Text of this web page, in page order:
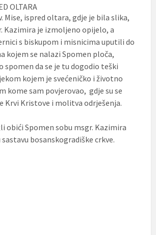
OLTARA
Mise, ispred oltara, gdje je bila slika,
Kazimira je izmoljeno opijelo, a
s biskupom i misnicima uputili do
kojem se nalazi Spomen ploča,
spomen da se je tu dogodio teški
kojem je svećeničko i životno
kome sam povjerovao, gdje su se
Krvi Kristove i molitva odrješenja.
obići Spomen sobu msgr. Kazimira
bosanskogradiške crkve.